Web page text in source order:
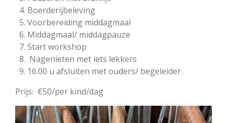
Boerderijbeleving
Voorbereiding middagmaal
Middagmaal/ middagpauze
Start workshop
Nagenieten met iets lekkers
16.00 u afsluiten met ouders/ begeleider
Prijs: €50/per kind/dag